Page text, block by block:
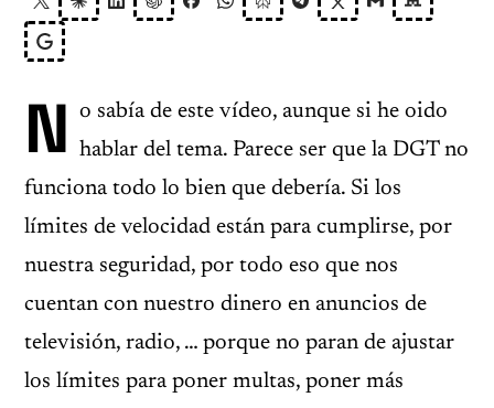
N o sabía de este vídeo, aunque si he oido
hablar del tema. Parece ser que la DGT no
funciona todo lo bien que debería. Si los
límites de velocidad están para cumplirse, por
nuestra seguridad, por todo eso que nos
cuentan con nuestro dinero en anuncios de
televisión, radio, … porque no paran de ajustar
los límites para poner multas, poner más